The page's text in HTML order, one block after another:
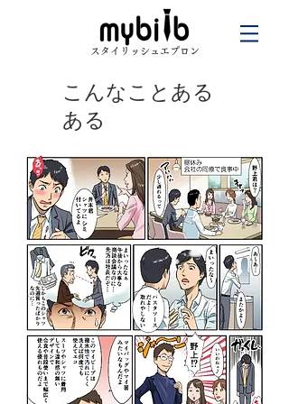
スタイリッシュエプロン
​こんなことある
ある